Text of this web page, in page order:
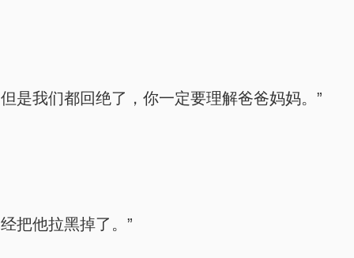
是我们都回绝了，你一定要理解爸爸妈妈。”
把他拉黑掉了。”